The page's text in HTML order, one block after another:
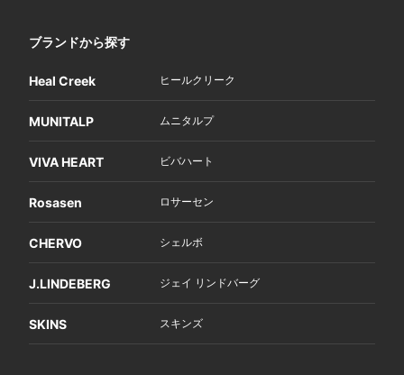
ブランドから探す
Heal Creek ヒールクリーク
MUNITALP ムニタルプ
VIVA HEART ビバハート
Rosasen ロサーセン
CHERVO シェルボ
J.LINDEBERG ジェイ リンドバーグ
SKINS スキンズ